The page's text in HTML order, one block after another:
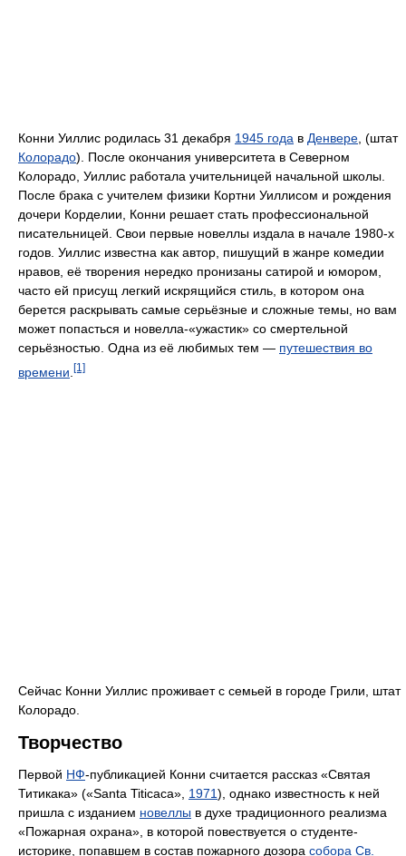
Конни Уиллис родилась 31 декабря 1945 года в Денвере , (штат
Колорадо). После окончания университета в Северном
Колорадо, Уиллис работала учительницей начальной школы.
После брака с учителем физики Кортни Уиллисом и рождения
дочери Корделии, Конни решает стать профессиональной
писательницей. Свои первые новеллы издала в начале 1980-х
годов. Уиллис известна как автор, пишущий в жанре комедии
нравов, её творения нередко пронизаны сатирой и юмором,
часто ей присущ легкий искрящийся стиль, в котором она
берется раскрывать самые серьёзные и сложные темы, но вам
может попасться и новелла-«ужастик» со смертельной
серьёзностью. Одна из её любимых тем — путешествия во
времени [1]
Сейчас Конни Уиллис проживает с семьей в городе Грили, штат
Колорадо.
Творчество
Первой НФ-публикацией Конни считается рассказ «Святая
Титикака» («Santa Titicaca», 1971), однако известность к ней
пришла с изданием новеллы в духе традиционного реализма
«Пожарная охрана», в которой повествуется о студенте-
историке, попавшем в состав пожарного дозора собора Св.